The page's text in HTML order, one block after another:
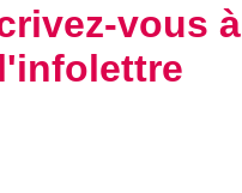
vous à
l'infolettre